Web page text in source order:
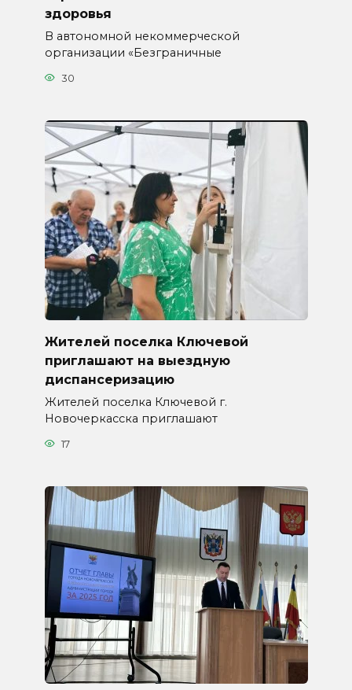
здоровья
В автономной некоммерческой
организации «Безграничные
30
Жителей поселка Ключевой
приглашают на выездную
диспансеризацию
Жителей поселка Ключевой г.
Новочеркасска приглашают
17